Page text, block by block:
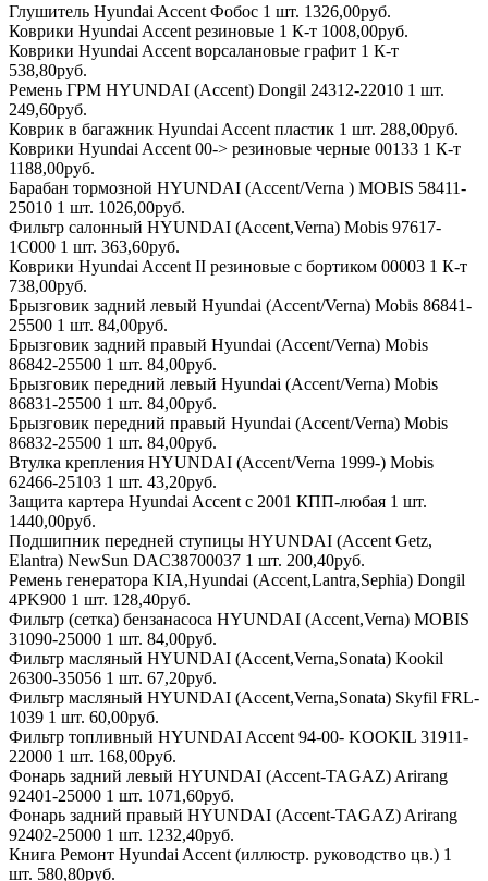
Глушитель Hyundai Accent Фобос 1 шт. 1326,00руб.
Коврики Hyundai Accent резиновые 1 К-т 1008,00руб.
Коврики Hyundai Accent ворсалановые графит 1 К-т
538,80руб.
Ремень ГРМ HYUNDAI (Accent) Dongil 24312-22010 1 шт.
249,60руб.
Коврик в багажник Hyundai Accent пластик 1 шт. 288,00руб.
Коврики Hyundai Accent 00-> резиновые черные 00133 1 К-т
1188,00руб.
Барабан тормозной HYUNDAI (Accent/Verna ) MOBIS 58411-
25010 1 шт. 1026,00руб.
Фильтр салонный HYUNDAI (Accent,Verna) Mobis 97617-
1C000 1 шт. 363,60руб.
Коврики Hyundai Accent II резиновые с бортиком 00003 1 К-т
738,00руб.
Брызговик задний левый Hyundai (Accent/Verna) Mobis 86841-
25500 1 шт. 84,00руб.
Брызговик задний правый Hyundai (Accent/Verna) Mobis
86842-25500 1 шт. 84,00руб.
Брызговик передний левый Hyundai (Accent/Verna) Mobis
86831-25500 1 шт. 84,00руб.
Брызговик передний правый Hyundai (Accent/Verna) Mobis
86832-25500 1 шт. 84,00руб.
Втулка крепления HYUNDAI (Accent/Verna 1999-) Mobis
62466-25103 1 шт. 43,20руб.
Защита картера Hyundai Accent c 2001 КПП-любая 1 шт.
1440,00руб.
Подшипник передней ступицы HYUNDAI (Accent Getz,
Elantra) NewSun DAC38700037 1 шт. 200,40руб.
Ремень генератора KIA,Hyundai (Accent,Lantra,Sephia) Dongil
4PK900 1 шт. 128,40руб.
Фильтр (сетка) бензанасоса HYUNDAI (Accent,Verna) MOBIS
31090-25000 1 шт. 84,00руб.
Фильтр масляный HYUNDAI (Accent,Verna,Sonata) Kookil
26300-35056 1 шт. 67,20руб.
Фильтр масляный HYUNDAI (Accent,Verna,Sonata) Skyfil FRL-
1039 1 шт. 60,00руб.
Фильтр топливный HYUNDAI Accent 94-00- KOOKIL 31911-
22000 1 шт. 168,00руб.
Фонарь задний левый HYUNDAI (Accent-TAGAZ) Arirang
92401-25000 1 шт. 1071,60руб.
Фонарь задний правый HYUNDAI (Accent-TAGAZ) Arirang
92402-25000 1 шт. 1232,40руб.
Книга Ремонт Hyundai Accent (иллюстр. руководство цв.) 1
шт. 580,80руб.